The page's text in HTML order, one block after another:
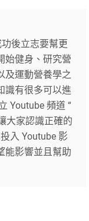
後立志要幫更
始健身、研究營
及運動營養學之
識有很多可以進
Youtube 頻道 “
大家認識正確的
入 Youtube 影
能影響並且幫助